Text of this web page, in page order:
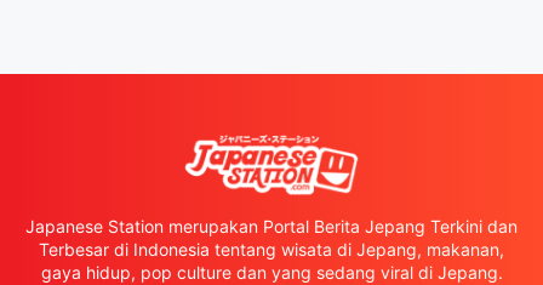
Japanese Station merupakan Portal Berita Jepang Terkini dan
Terbesar di Indonesia tentang wisata di Jepang, makanan,
gaya hidup, pop culture dan yang sedang viral di Jepang.